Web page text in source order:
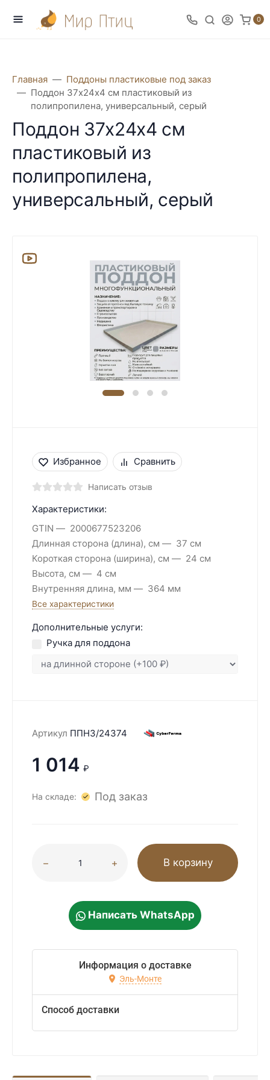
0
Главная
Поддоны пластиковые под заказ
Поддон 37х24х4 см пластиковый из
полипропилена, универсальный, серый
Поддон 37х24х4 см
пластиковый из
полипропилена,
универсальный, серый
Избранное Сравнить
Написать отзыв
Характеристики:
GTIN
2000677523206
Длинная сторона (длина), см
37 см
Короткая сторона (ширина), см
24 см
Высота, см
4 см
Внутренняя длина, мм
364 мм
Все характеристики
Дополнительные услуги:
Ручка для поддона
Артикул ППН3/24374
1 014 ₽
На складе: Под заказ
В корзину
Написать WhatsApp
Информация о доставке
Эль-Монте
Способ доставки